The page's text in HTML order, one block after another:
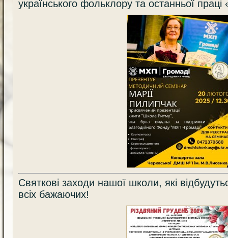
українського фольклору та останньої
Святкові заходи нашої школи, які
всіх бажаючих!